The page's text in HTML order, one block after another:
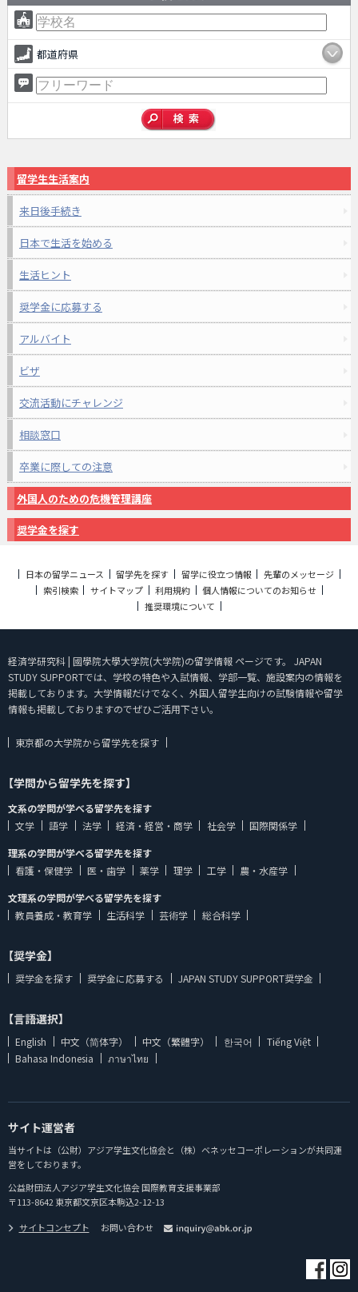
都道府県
留学生生活案内
来日後手続き
日本で生活を始める
生活ヒント
奨学金に応募する
アルバイト
ビザ
交流活動にチャレンジ
相談窓口
卒業に際しての注意
外国人のための危機管理講座
奨学金を探す
日本の留学ニュース 留学先を探す 留学に役立つ情報
先輩のメッセージ
索引検索
サイトマップ 利用規約
個人情報についてのお知らせ
推奨環境について
経済学研究科 | 國學院大學大学院(大学院)の留学情報 ページです。 JAPAN
STUDY SUPPORTでは、学校の特色や入試情報、学部一覧、施設案内の情報を
掲載しております。大学情報だけでなく、外国人留学生向けの試験情報や留学
情報も掲載しておりますのでぜひご活用下さい。
東京都の大学院から留学先を探す
【学問から留学先を探す】
文系の学問が学べる留学先を探す
文学
語学 法学 経済・経営・商学 社会学
国際関係学
理系の学問が学べる留学先を探す
看護・保健学
医・歯学 薬学 理学 工学
農・水産学
文理系の学問が学べる留学先を探す
教員養成・教育学
生活科学 芸術学 総合科学
【奨学金】
奨学金を探す 奨学金に応募する JAPAN STUDY SUPPORT奨学金
【言語選択】
English 中文（简体字） 中文（繁體字） 한국어
Tiếng Việt
Bahasa Indonesia
ภาษาไทย
サイト運営者
当サイトは（公財）アジア学生文化協会と（株）ベネッセコーポレーションが共同運
営をしております。
公益財団法人アジア学生文化協会 国際教育支援事業部
〒113-8642 東京都文京区本駒込2-12-13
サイトコンセプト
お問い合わせ